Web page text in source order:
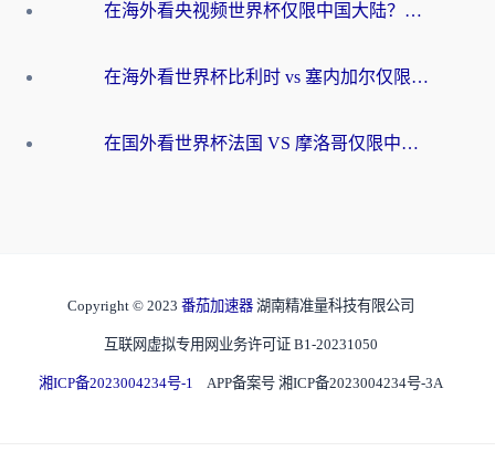
在海外看央视频世界杯仅限中国大陆？这篇指南帮你解锁中文解说+无卡顿直播
在海外看世界杯比利时 vs 塞内加尔仅限中国大陆？我找到了最流畅的中文解说之路
在国外看世界杯法国 VS 摩洛哥仅限中国大陆？海外党这样看中文解说赛事不卡顿
Copyright © 2023 番茄加速器 湖南精准量科技有限公司
互联网虚拟专用网业务许可证 B1-20231050
湘ICP备2023004234号-1 APP备案号 湘ICP备2023004234号-3A